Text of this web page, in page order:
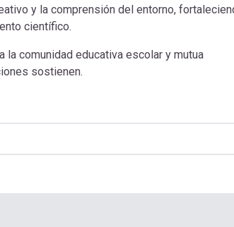
y la comprensión del entorno,
científico.
comunidad educativa escolar y mutua
sostienen.